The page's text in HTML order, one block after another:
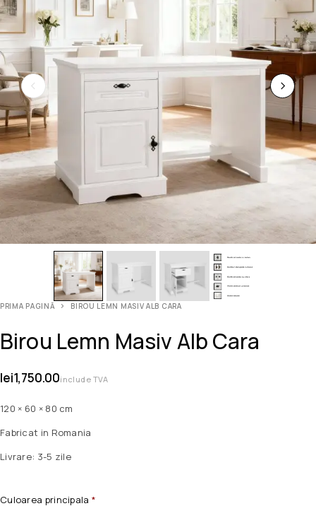
PRIMA PAGINĂ BIROU LEMN MASIV ALB CARA
Birou Lemn Masiv Alb Cara
lei1,750.00include TVA
120 × 60 × 80 cm
Fabricat in Romania
Livrare: 3-5 zile
Culoarea principala *